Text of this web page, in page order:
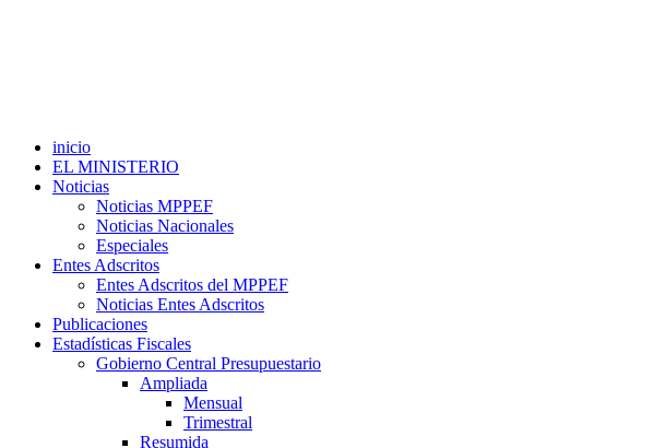
inicio
EL MINISTERIO
Noticias
Noticias MPPEF
Noticias Nacionales
Especiales
Entes Adscritos
Entes Adscritos del MPPEF
Noticias Entes Adscritos
Publicaciones
Estadísticas Fiscales
Gobierno Central Presupuestario
Ampliada
Mensual
Trimestral
Resumida